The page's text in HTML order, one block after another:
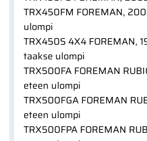
TRX450FM FOREMAN,
ulompi
TRX450S 4X4 FOREMAN,
taakse ulompi
TRX500FA FOREMAN
eteen ulompi
TRX500FGA FOREMAN
eteen ulompi
TRX500FPA FOREMAN